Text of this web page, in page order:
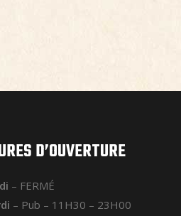
D’OUVERTURE
– FERMÉ
– Pub – 11H30 – 23H00